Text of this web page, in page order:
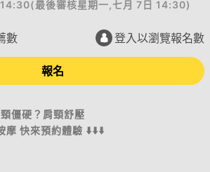
(最後審核星期一,七月 7日 14:30)
數 登入以瀏覽報名數
報名
僵硬？肩頸舒壓
摩 快來預約體驗 ⬇️⬇️⬇️